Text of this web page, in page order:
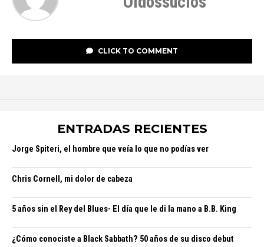
CLICK TO COMMENT
ENTRADAS RECIENTES
Jorge Spiteri, el hombre que veía lo que no podías ver
Chris Cornell, mi dolor de cabeza
5 años sin el Rey del Blues- El día que le di la mano a B.B. King
¿Cómo conociste a Black Sabbath? 50 años de su disco debut